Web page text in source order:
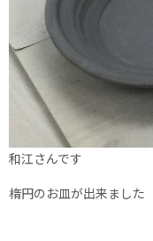
和江さんです
楕円のお皿が出来ました